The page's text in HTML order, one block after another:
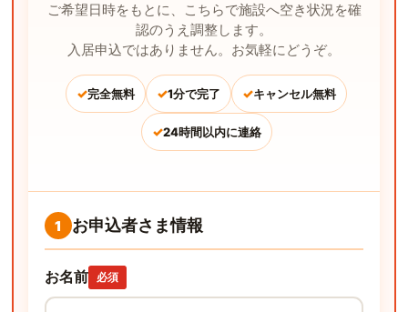
ご希望日時をもとに、こちらで施設へ空き状況を確
認のうえ調整します。
入居申込ではありません。お気軽にどうぞ。
✓完全無料 ✓1分で完了 ✓キャンセル無料
✓24時間以内に連絡
1 お申込者さま情報
お名前 必須